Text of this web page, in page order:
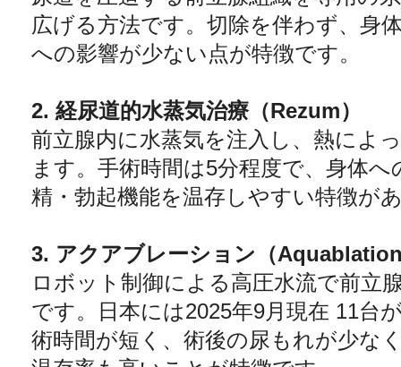
広げる方法です。切除を伴わず、身
への影響が少ない点が特徴です。
2. 経尿道的水蒸気治療（Rezum）
前立腺内に水蒸気を注入し、熱によ
ます。手術時間は5分程度で、身体
精・勃起機能を温存しやすい特徴が
3. アクアブレーション（
ロボット制御による高圧水流で前立
です。日本には2025年9月現在 11台
術時間が短く、術後の尿もれが少な